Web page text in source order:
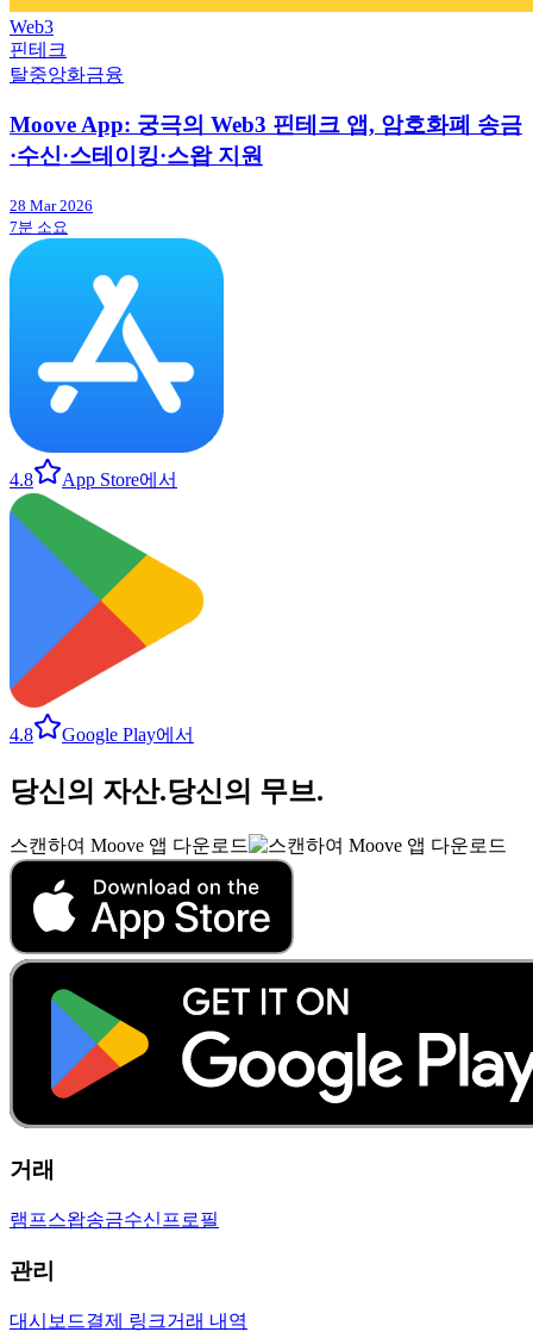
Web3
핀테크
탈중앙화금융
Moove App: 궁극의 Web3 핀테크 앱, 암호화폐 송금
·수신·스테이킹·스왑 지원
28 Mar 2026
7분 소요
4.8 App Store에서
4.8 Google Play에서
당신의 자산.당신의 무브.
스캔하여 Moove 앱 다운로드
거래
램프스왑송금수신 프로필
관리
대시보드결제 링크거래 내역